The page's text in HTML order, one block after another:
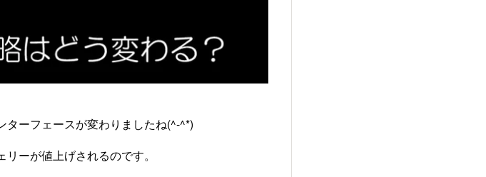
ーフェースが変わりましたね(^-^*)
ーが値上げされるのです。